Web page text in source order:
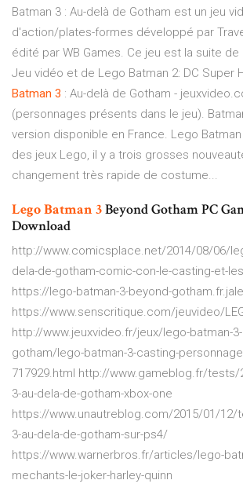
Batman 3 : Au-delà de Gotham est un jeu
d'action/plates-formes développé par
édité par WB Games. Ce jeu est la suite de
Jeu vidéo et de Lego Batman 2: DC Super
Batman 3 : Au-delà de Gotham -
(personnages présents dans le jeu).
version disponible en France. Lego
des jeux Lego, il y a trois grosses
changement très rapide de costume...
LegoBatman3Beyond Gotham PC
Download
http://www.comicsplace.net/2014/08/06/
dela-de-gotham-comic-con-le-casting-et-
https://lego-batman-3-beyond-
https://www.senscritique.com/jeuvideo/
http://www.jeuxvideo.fr/jeux/lego-batman-
gotham/lego-batman-3-casting-
717929.html http://www.gameblog.fr/tests/
3-au-dela-de-gotham-xbox-one
https://www.unautreblog.com/2015/01/12/
3-au-dela-de-gotham-sur-ps4/
https://www.warnerbros.fr/articles/lego-
mechants-le-joker-harley-quinn